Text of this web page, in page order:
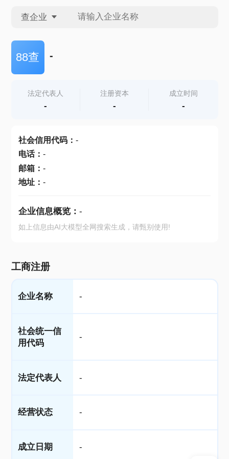
查企业
查企业
查产地
88查 -
法定代表人
-
注册资本
-
成立时间
-
社会信用代码： -
电话： -
邮箱： -
地址： -
企业信息概览： -
如上信息由AI大模型全网搜索生成，请甄别使用!
工商注册
企业名称 -
社会统一信
用代码
-
法定代表人 -
经营状态 -
成立日期 -